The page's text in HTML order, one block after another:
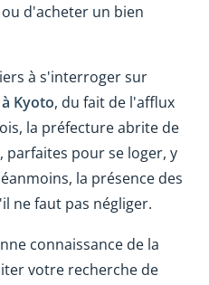
d'acheter un bien
à s'interroger sur
Kyoto, du fait de l'afflux
la préfecture abrite de
parfaites pour se loger, y
la présence des
ne faut pas négliger.
connaissance de la
votre recherche de